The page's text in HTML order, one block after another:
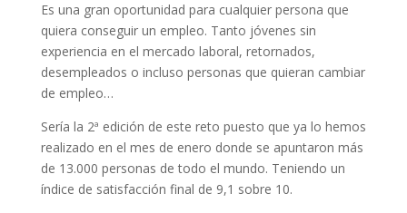
Es una gran oportunidad para cualquier persona que
quiera conseguir un empleo. Tanto jóvenes sin
experiencia en el mercado laboral, retornados,
desempleados o incluso personas que quieran cambiar
de empleo…
Sería la 2ª edición de este reto puesto que ya lo hemos
realizado en el mes de enero donde se apuntaron más
de 13.000 personas de todo el mundo. Teniendo un
índice de satisfacción final de 9,1 sobre 10.